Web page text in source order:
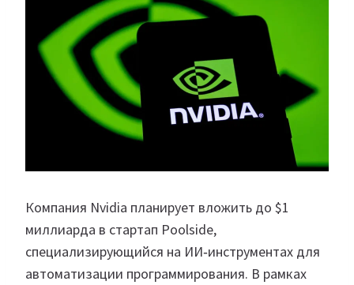
Компания Nvidia планирует вложить до $1
миллиарда в стартап Poolside,
специализирующийся на ИИ‑инструментах для
автоматизации программирования. В рамках